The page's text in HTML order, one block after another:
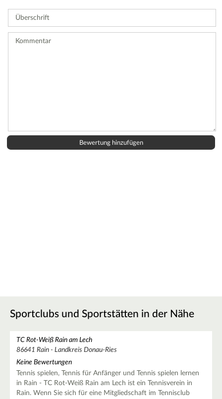
eine
Sportclubs und Sportstätten in der Nähe
TC Rot-Weiß Rain am Lech
86641 Rain - Landkreis Donau-Ries
Keine Bewertungen
Tennis spielen, Tennis für Anfänger und Tennis spielen lernen
in Rain - TC Rot-Weiß Rain am Lech ist ein Tennisverein in
Rain. Wenn Sie sich für eine Mitgliedschaft im Tennisclub